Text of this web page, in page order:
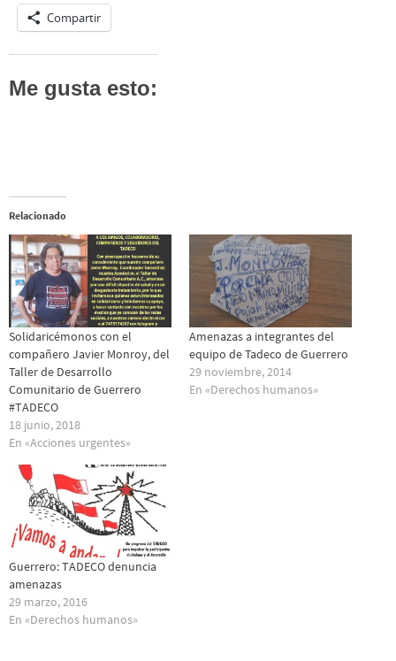
Compartir
Me gusta esto:
Relacionado
Solidaricémonos con el
compañero Javier Monroy, del
Taller de Desarrollo
Comunitario de Guerrero
#TADECO
18 junio, 2018
En «Acciones urgentes»
Amenazas a integrantes del
equipo de Tadeco de Guerrero
29 noviembre, 2014
En «Derechos humanos»
Guerrero: TADECO denuncia
amenazas
29 marzo, 2016
En «Derechos humanos»